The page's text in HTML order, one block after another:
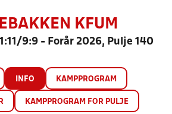
KFUM
9:9 - Forår 2026, Pulje 140
INFO KAMPPROGRAM
KAMPPROGRAM FOR PULJE